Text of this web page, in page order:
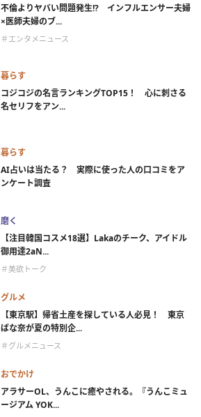
不倫よりヤバい問題発生!? インフルエンサー夫婦
×医師夫婦のブ...
＃エンタメニュース
暮らす
コジコジの名言ランキングTOP15！ 心に刺さる
名セリフをアン...
暮らす
AI占いは当たる？ 実際に使った人の口コミをア
ンケート調査
磨く
【注目韓国コスメ18選】Lakaのチーク、アイドル
御用達2aN...
＃美欲トーク
グルメ
【東京駅】帰省土産を探している人必見！ 東京
ばな奈が夏の特別企...
＃グルメニュース
おでかけ
アラサーOL、うんこに癒やされる。『うんこミュ
ージアム YOK...